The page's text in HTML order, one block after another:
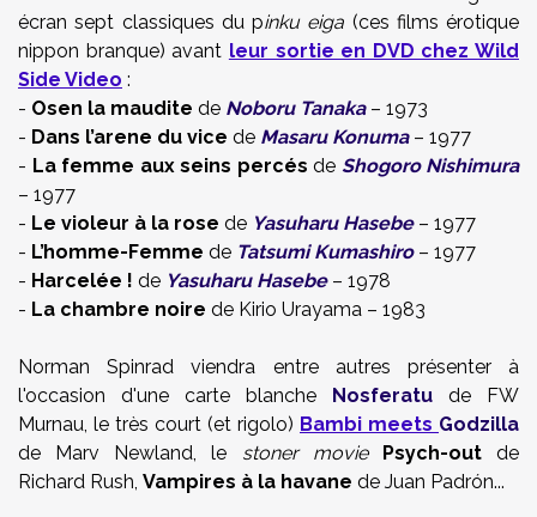
écran sept classiques du pinku eiga (ces films érotique
nippon branque) avant leur sortie en DVD chez Wild
Side Video :
- Osen la maudite de Noboru Tanaka– 1973
- Dans l’arene du vice de Masaru Konuma– 1977
- La femme aux seins percés de Shogoro Nishimura
– 1977
- Le violeur à la rose de Yasuharu Hasebe– 1977
- L’homme-Femme de Tatsumi Kumashiro– 1977
- Harcelée ! de Yasuharu Hasebe– 1978
- La chambre noire de Kirio Urayama – 1983
Norman Spinrad viendra entre autres présenter à
l'occasion d'une carte blanche Nosferatu de FW
Murnau, le très court (et rigolo) Bambi meets Godzilla
de Marv Newland, le stoner movie Psych-outde
Richard Rush, Vampires à la havane de Juan Padrón...